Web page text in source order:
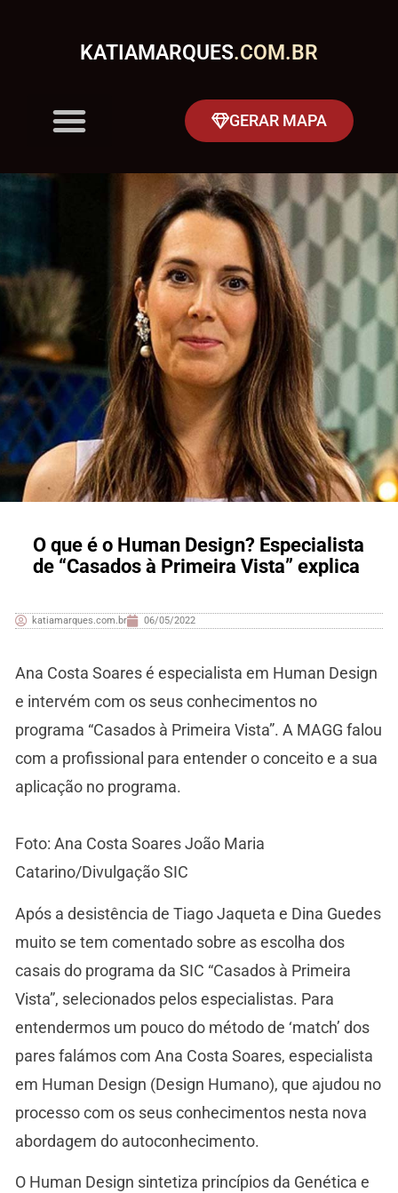
KATIAMARQUES.COM.BR
GERAR MAPA
O que é o Human Design? Especialista
de “Casados à Primeira Vista” explica
katiamarques.com.br 06/05/2022
Ana Costa Soares é especialista em Human Design
e intervém com os seus conhecimentos no
programa “Casados à Primeira Vista”. A MAGG falou
com a profissional para entender o conceito e a sua
aplicação no programa.
Foto: Ana Costa Soares João Maria
Catarino/Divulgação SIC
Após a desistência de Tiago Jaqueta e Dina Guedes
muito se tem comentado sobre as escolha dos
casais do programa da SIC “Casados à Primeira
Vista”, selecionados pelos especialistas. Para
entendermos um pouco do método de ‘match’ dos
pares falámos com Ana Costa Soares, especialista
em Human Design (Design Humano), que ajudou no
processo com os seus conhecimentos nesta nova
abordagem do autoconhecimento.
O Human Design sintetiza princípios da Genética e